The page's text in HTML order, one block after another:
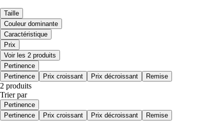
Taille
Couleur dominante
Caractéristique
Prix
Voir les 2 produits
Pertinence
Pertinence
Prix croissant Prix décroissant Remise
2 produits
Trier par
Pertinence
Pertinence
Prix croissant Prix décroissant Remise